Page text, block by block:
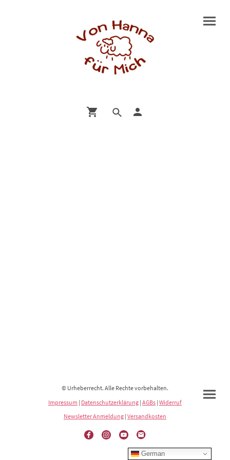
© Urheberrecht. Alle Rechte vorbehalten.
Impressum | Datenschutzerklärung | AGBs | Widerruf
Newsletter Anmeldung | Versandkosten
German